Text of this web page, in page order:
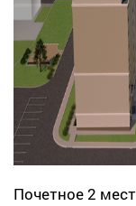
Почетное 2